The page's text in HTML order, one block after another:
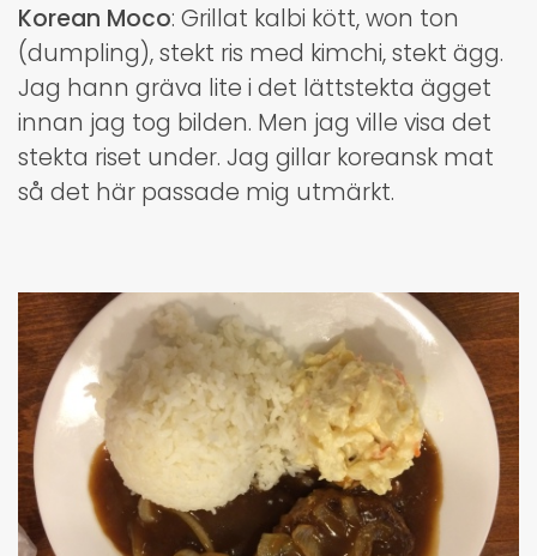
Korean Moco: Grillat kalbi kött, won ton
(dumpling), stekt ris med kimchi, stekt ägg.
Jag hann gräva lite i det lättstekta ägget
innan jag tog bilden. Men jag ville visa det
stekta riset under. Jag gillar koreansk mat
så det här passade mig utmärkt.